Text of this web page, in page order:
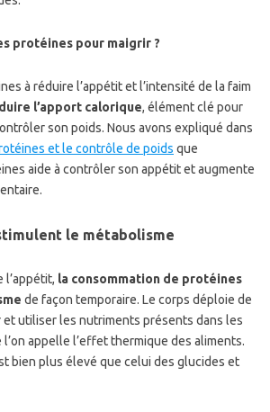
protéines pour maigrir ?
à réduire l’appétit et l’intensité de la faim
l’apport calorique, élément clé pour
son poids. Nous avons expliqué dans
et le contrôle de poids que
aide à contrôler son appétit et augmente
le métabolisme
l’appétit, la consommation de protéines
de façon temporaire. Le corps déploie de
et utiliser les nutriments présents dans les
l’on appelle l’effet thermique des aliments.
bien plus élevé que celui des glucides et